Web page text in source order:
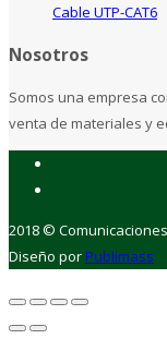
Cable UTP-CAT6
Nosotros
Somos una empresa
venta de materiales y
2018 ©
Diseño porPublimass